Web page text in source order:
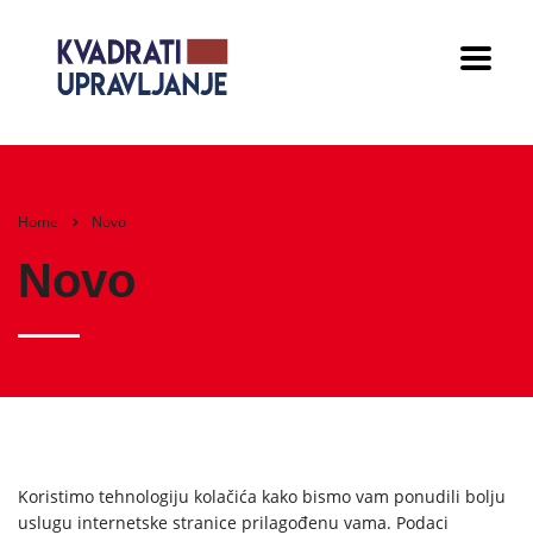
Home Novo
Novo
Koristimo tehnologiju kolačića kako bismo vam ponudili bolju
uslugu internetske stranice prilagođenu vama. Podaci